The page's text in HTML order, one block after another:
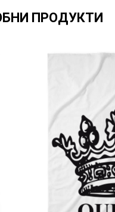
ПРОДУКТИ